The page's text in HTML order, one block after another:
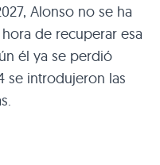
Alonso no se ha
de recuperar esa
él ya se perdió
se introdujeron las